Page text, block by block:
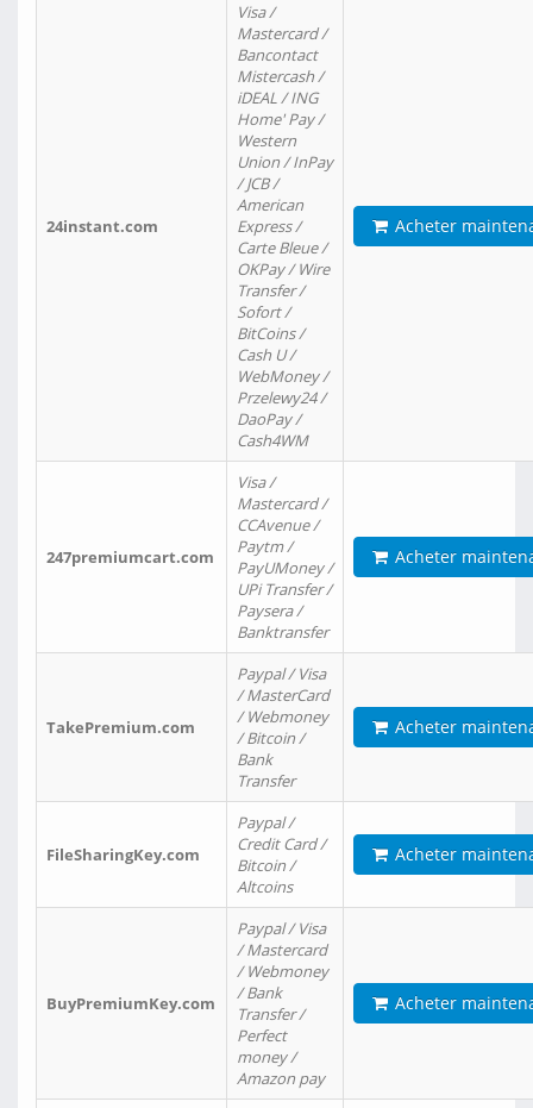
24instant.com
Visa /
Mastercard /
Bancontact
Mistercash /
iDEAL / ING
Home' Pay /
Western
Union / InPay
/ JCB /
American
Express /
Carte Bleue /
OKPay / Wire
Transfer /
Sofort /
BitCoins /
Cash U /
WebMoney /
Przelewy24 /
DaoPay /
Cash4WM
Acheter
247premiumcart.com
Visa /
Mastercard /
CCAvenue /
Paytm /
PayUMoney /
UPi Transfer /
Paysera /
Banktransfer
Acheter
TakePremium.com
Paypal / Visa
/ MasterCard
/ Webmoney
/ Bitcoin /
Bank
Transfer
Acheter
FileSharingKey.com
Paypal /
Credit Card /
Bitcoin /
Altcoins
Acheter
BuyPremiumKey.com
Paypal / Visa
/ Mastercard
/ Webmoney
/ Bank
Transfer /
Perfect
money /
Amazon pay
Acheter